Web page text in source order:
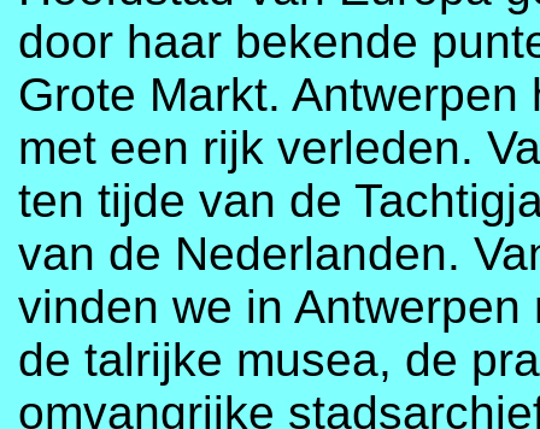
door haar bekende
Grote Markt.
met een rijk verleden.
ten tijde van de
van de Nederlanden.
vinden we in
de talrijke musea, de
omvangrijke